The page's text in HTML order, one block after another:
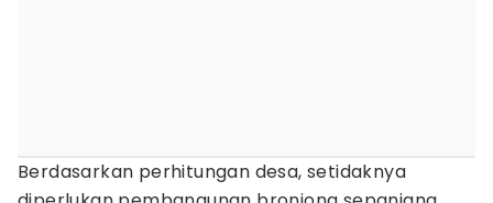
Berdasarkan perhitungan desa, setidaknya